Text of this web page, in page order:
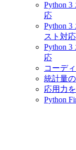
Python
応
Python
スト対応
Python
応
コーデ
統計量
応用力
Python